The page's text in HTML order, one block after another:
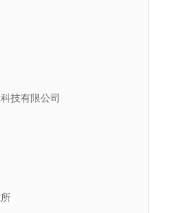
技有限公司